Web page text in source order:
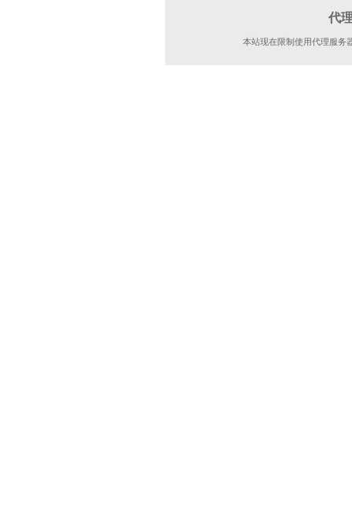
代
本站现在限制使用代理服务